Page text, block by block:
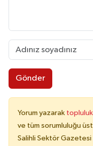
Gönder
Yorum yazarak topluluk
ve tüm sorumluluğu
Salihli Sektör Gazetesi